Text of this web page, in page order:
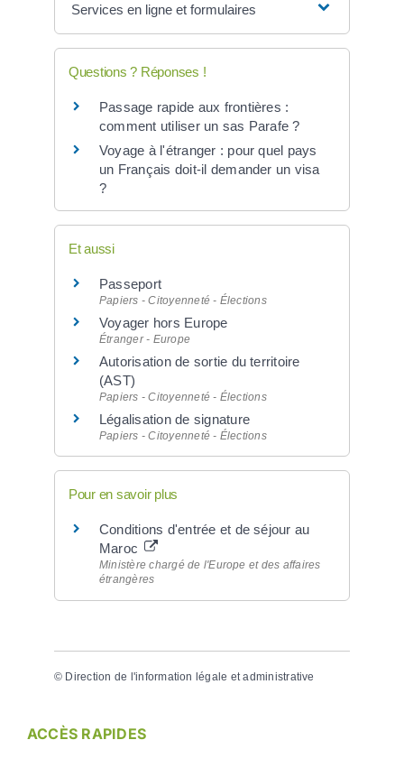
Services en ligne et formulaires
Questions ? Réponses !
Passage rapide aux frontières :
comment utiliser un sas Parafe ?
Voyage à l'étranger : pour quel pays
un Français doit-il demander un visa
?
Et aussi
Passeport
Papiers - Citoyenneté - Élections
Voyager hors Europe
Étranger - Europe
Autorisation de sortie du territoire
(AST)
Papiers - Citoyenneté - Élections
Légalisation de signature
Papiers - Citoyenneté - Élections
Pour en savoir plus
Conditions d'entrée et de séjour au
Maroc
Ministère chargé de l'Europe et des affaires
étrangères
© Direction de l'information légale et administrative
ACCÈS RAPIDES